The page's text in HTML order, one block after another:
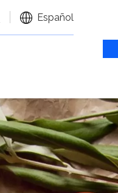
Español